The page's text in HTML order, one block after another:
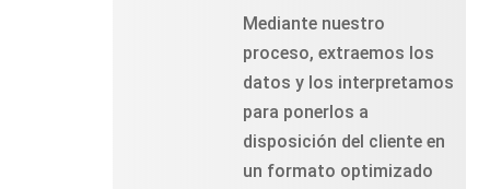
Mediante nuestro
proceso, extraemos los
datos y los interpretamos
para ponerlos a
disposición del cliente en
un formato optimizado